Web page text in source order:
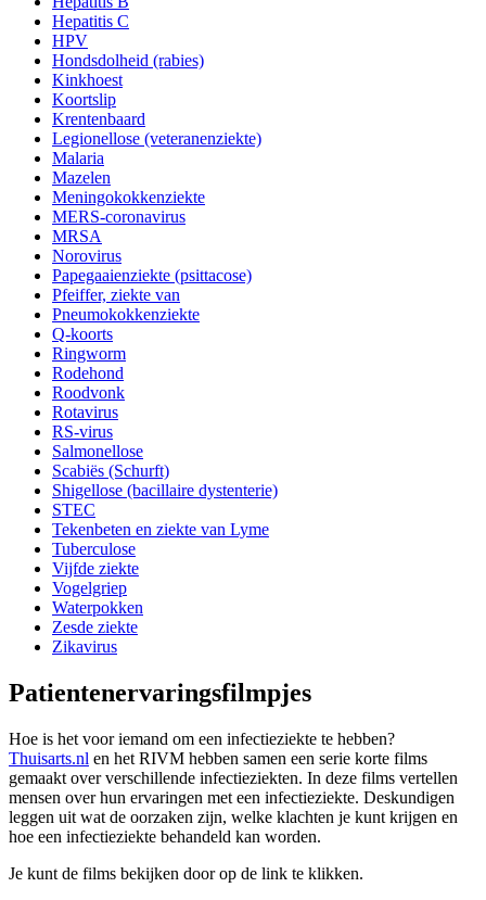
Hepatitis C
HPV
Hondsdolheid (rabies)
Kinkhoest
Koortslip
Krentenbaard
Legionellose (veteranenziekte)
Malaria
Mazelen
Meningokokkenziekte
MERS-coronavirus
MRSA
Norovirus
Papegaaienziekte (psittacose)
Pfeiffer, ziekte van
Pneumokokkenziekte
Q-koorts
Ringworm
Rodehond
Roodvonk
Rotavirus
RS-virus
Salmonellose
Scabiës (Schurft)
Shigellose (bacillaire dystenterie)
STEC
Tekenbeten en ziekte van Lyme
Tuberculose
Vijfde ziekte
Vogelgriep
Waterpokken
Zesde ziekte
Zikavirus
Patientenervaringsfilmpjes
Hoe is het voor iemand om een infectieziekte te hebben?
Thuisarts.nl en het RIVM hebben samen een serie korte films
gemaakt over verschillende infectieziekten. In deze films vertellen
mensen over hun ervaringen met een infectieziekte. Deskundigen
leggen uit wat de oorzaken zijn, welke klachten je kunt krijgen en
hoe een infectieziekte behandeld kan worden.
Je kunt de films bekijken door op de link te klikken.